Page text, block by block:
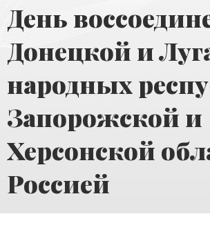
День
Донецкой и
народных
Запорожской и
Херсонской
Россией